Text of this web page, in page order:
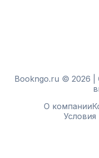
Bookngo.ru © 2026 |
О компании
Условия